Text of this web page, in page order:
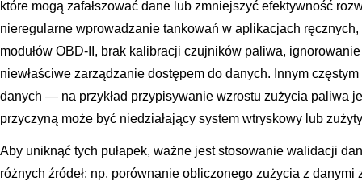
które mogą zafałszować dane lub zmniejszyć efektywność
nieregularne wprowadzanie tankowań w aplikacjach
modułów OBD-II, brak kalibracji czujników paliwa,
niewłaściwe zarządzanie dostępem do danych. Innym
danych — na przykład przypisywanie wzrostu zużycia paliwa
przyczyną może być niedziałający system wtryskowy lub
Aby uniknąć tych pułapek, ważne jest stosowanie walidacji
różnych źródeł: np. porównanie obliczonego zużycia z